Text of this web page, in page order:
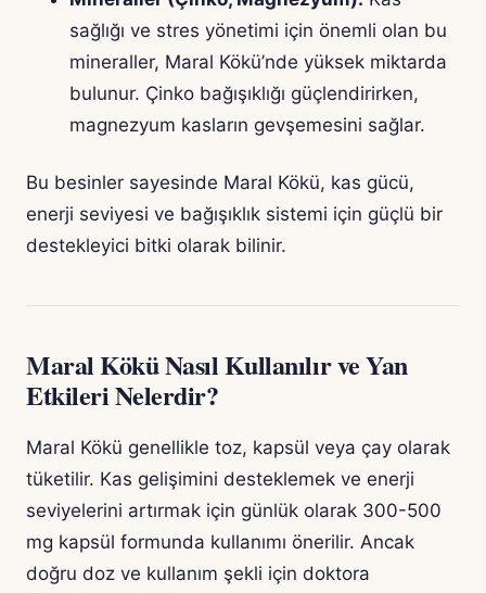
sağlığı ve stres yönetimi için önemli olan bu
mineraller, Maral Kökü’nde yüksek miktarda
bulunur. Çinko bağışıklığı güçlendirirken,
magnezyum kasların gevşemesini sağlar.
Bu besinler sayesinde Maral Kökü, kas gücü,
enerji seviyesi ve bağışıklık sistemi için güçlü bir
destekleyici bitki olarak bilinir.
Maral Kökü Nasıl Kullanılır ve Yan
Etkileri Nelerdir?
Maral Kökü genellikle toz, kapsül veya çay olarak
tüketilir. Kas gelişimini desteklemek ve enerji
seviyelerini artırmak için günlük olarak 300-500
mg kapsül formunda kullanımı önerilir. Ancak
doğru doz ve kullanım şekli için doktora